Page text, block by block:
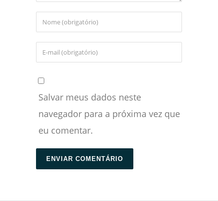
Salvar meus dados neste
navegador para a próxima vez que
eu comentar.